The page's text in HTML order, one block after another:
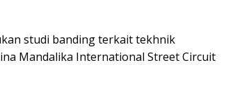
studi banding terkait tekhnik
Mandalika International Street Circuit